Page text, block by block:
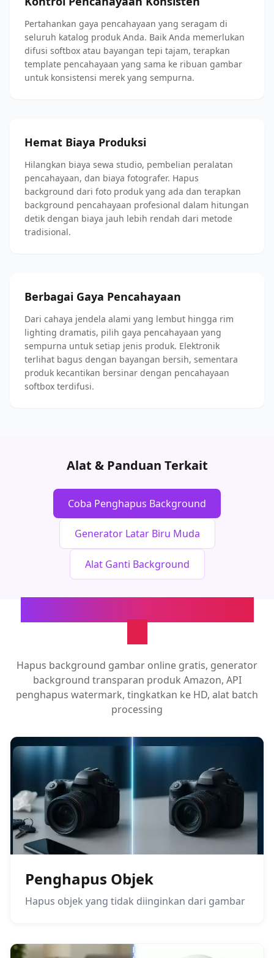
Pertahankan gaya pencahayaan yang seragam di
seluruh katalog produk Anda. Baik Anda memerlukan
difusi softbox atau bayangan tepi tajam, terapkan
template pencahayaan yang sama ke ribuan gambar
untuk konsistensi merek yang sempurna.
Hemat Biaya Produksi
Hilangkan biaya sewa studio, pembelian peralatan
pencahayaan, dan biaya fotografer. Hapus
background dari foto produk yang ada dan terapkan
background pencahayaan profesional dalam hitungan
detik dengan biaya jauh lebih rendah dari metode
tradisional.
Berbagai Gaya Pencahayaan
Dari cahaya jendela alami yang lembut hingga rim
lighting dramatis, pilih gaya pencahayaan yang
sempurna untuk setiap jenis produk. Elektronik
terlihat bagus dengan bayangan bersih, sementara
produk kecantikan bersinar dengan pencahayaan
softbox terdifusi.
Alat & Panduan Terkait
Coba Penghapus Background
Generator Latar Biru Muda
Alat Ganti Background
Hapus background gambar online gratis, generator
background transparan produk Amazon, API
penghapus watermark, tingkatkan ke HD, alat batch
processing
Penghapus Objek
Hapus objek yang tidak diinginkan dari gambar